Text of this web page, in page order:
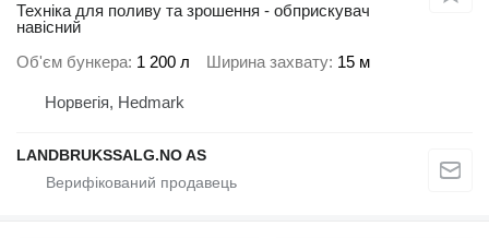
Техніка для поливу та зрошення - обприскувач
навісний
Об'єм бункера 1 200 л Ширина захвату 15 м
Норвегія, Hedmark
LANDBRUKSSALG.NO AS